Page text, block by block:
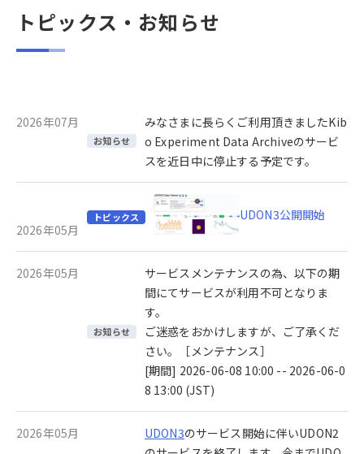
トピックス・お知らせ
2026年07月
お知らせ
みなさまに長らくご利用頂きましたKib
o Experiment Data Archiveのサービ
スを近日中に停止する予定です。
2026年05月
トピックス UDON3公開開始
2026年05月
お知らせ
サービスメンテナンスの為、以下の期
間にてサービスが利用不可となりま
す。
ご迷惑をおかけしますが、ご了承くだ
さい。［メンテナンス］
[期間] 2026-06-08 10:00 -- 2026-06-0
8 13:00 (JST)
2026年05月 UDON3のサービス開始に伴いUDON2